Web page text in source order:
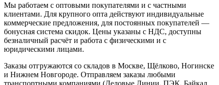
Мы работаем с оптовыми покупателями и с частными
клиентами. Для крупного опта действуют индивидуальные
коммерческие предложения, для постоянных покупателей —
бонусная система скидок. Цены указаны с НДС, доступны
безналичный расчёт и работа с физическими и с
юридическими лицами.
Заказы отгружаются со складов в Москве, Щёлково, Ногинске
и Нижнем Новгороде. Отправляем заказы любыми
транспортными компаниями (Деловые Линии, ПЭК, Байкал